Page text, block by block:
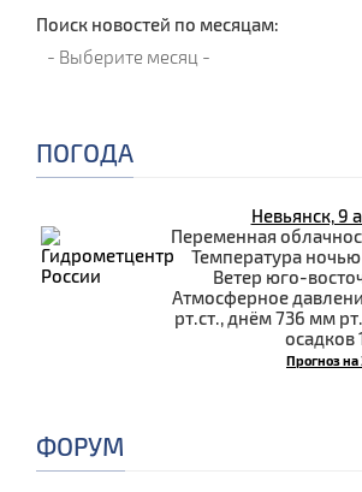
Поиск новостей по месяцам:
ПОГОДА
Невьянск, 9
Переменная
Температура ночью
Ветер юго-
Атмосферное
рт.ст., днём 736 мм
осадков
Прогноз на
ФОРУМ